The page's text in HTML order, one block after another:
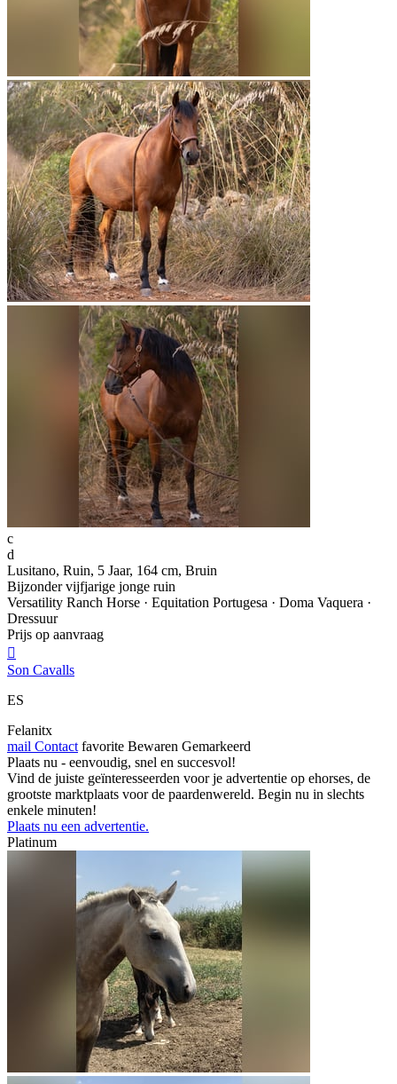
c
d
Lusitano, Ruin, 5 Jaar, 164 cm, Bruin
Bijzonder vijfjarige jonge ruin
Versatility Ranch Horse · Equitation Portugesa · Doma Vaquera ·
Dressuur
Prijs op aanvraag

Son Cavalls
ES
Felanitx
mail Contact favorite Bewaren Gemarkeerd
Plaats nu - eenvoudig, snel en succesvol!
Vind de juiste geïnteresseerden voor je advertentie op ehorses, de
grootste marktplaats voor de paardenwereld. Begin nu in slechts
enkele minuten!
Plaats nu een advertentie.
Platinum